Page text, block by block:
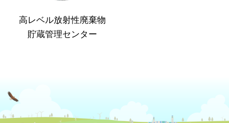
高レベル放射性廃棄物
貯蔵管理センター